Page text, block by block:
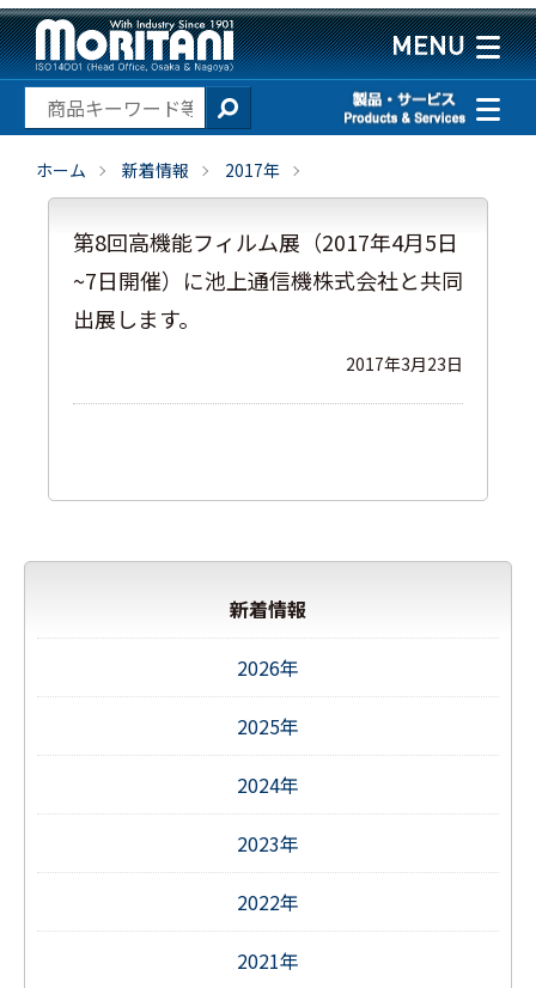
ホーム 新着情報 2017年
第8回高機能フィルム展（2017年4月5日
~7日開催）に池上通信機株式会社と共同
出展します。
2017年3月23日
新着情報
2026年
2025年
2024年
2023年
2022年
2021年